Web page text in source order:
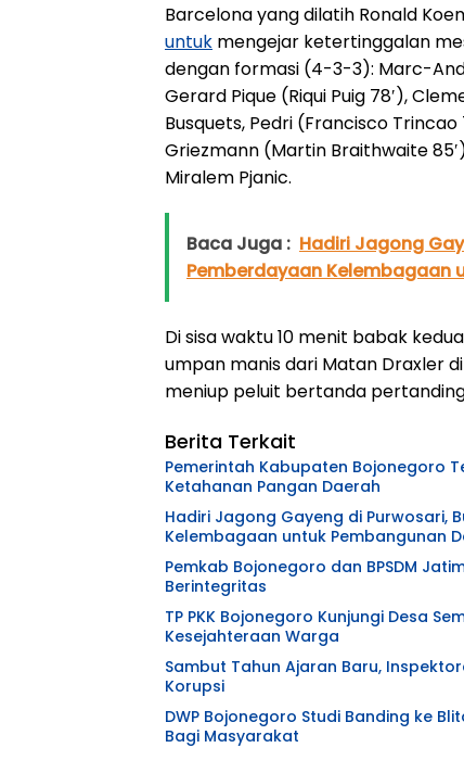
Barcelona yang dilatih Ronald
untuk mengejar ketertinggalan
dengan formasi (4-3-3): Marc-
Gerard Pique (Riqui Puig 78′),
Busquets, Pedri (Francisco
Griezmann (Martin Braithwaite
Miralem Pjanic.
Baca Juga : Hadiri Jagong
Pemberdayaan Kelembagaan
Di sisa waktu 10 menit babak
umpan manis dari Matan Draxler di
meniup peluit bertanda
Berita Terkait
Pemerintah Kabupaten Bojonegoro
Ketahanan Pangan Daerah
Hadiri Jagong Gayeng di Purwosari,
Kelembagaan untuk Pembangunan
Pemkab Bojonegoro dan BPSDM
Berintegritas
TP PKK Bojonegoro Kunjungi Desa
Kesejahteraan Warga
Sambut Tahun Ajaran Baru,
Korupsi
DWP Bojonegoro Studi Banding ke
Bagi Masyarakat